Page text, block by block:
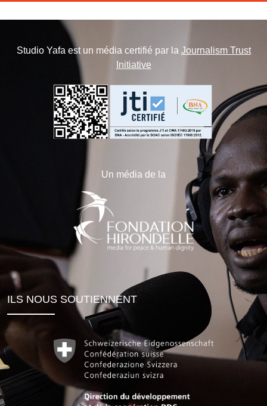
Studio Yafa est un média certifié par la Journalism Trust
Initiative
Un média de la
ILS NOUS SOUTIENNENT